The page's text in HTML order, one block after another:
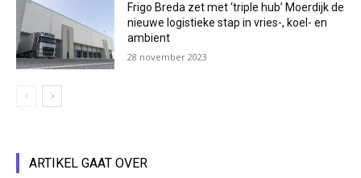
Frigo Breda zet met ‘triple hub’ Moerdijk de
nieuwe logistieke stap in vries-, koel- en
ambient
28 november 2023
ARTIKEL GAAT OVER